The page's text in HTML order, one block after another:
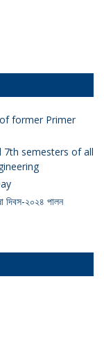
former Primer
7th semesters of all
দিবস-২০২৪ পালন